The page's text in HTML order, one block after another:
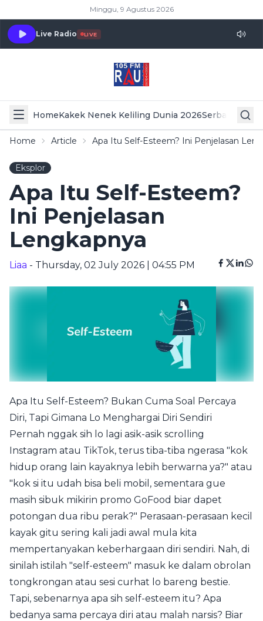
Minggu, 9 Agustus 2026
Live Radio LIVE
HomeKakek Nenek Keliling Dunia 2026Serba Serbi
Home Article Apa Itu Self-Esteem? Ini Penjelasan
Eksplor
Apa Itu Self-Esteem?
Ini Penjelasan
Lengkapnya
Liaa - Thursday, 02 July 2026 | 04:55 PM
Apa Itu Self-Esteem? Bukan Cuma Soal Percaya
Diri, Tapi Gimana Lo Menghargai Diri Sendiri
Pernah nggak sih lo lagi asik-asik scrolling
Instagram atau TikTok, terus tiba-tiba ngerasa "kok
hidup orang lain kayaknya lebih berwarna ya?" atau
"kok si itu udah bisa beli mobil, sementara gue
masih sibuk mikirin promo GoFood biar dapet
potongan dua ribu perak?" Perasaan-perasaan kecil
kayak gitu sering kali jadi awal mula kita
mempertanyakan keberhargaan diri sendiri. Nah, di
sinilah istilah "self-esteem" masuk ke dalam obrolan
tongkrongan atau sesi curhat lo bareng bestie.
Tapi, sebenarnya apa sih self-esteem itu? Apa
bedanya sama percaya diri atau malah narsis? Biar